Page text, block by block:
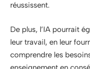
réussissent.
De plus, l’IA pourrait
leur travail, en leur
comprendre les